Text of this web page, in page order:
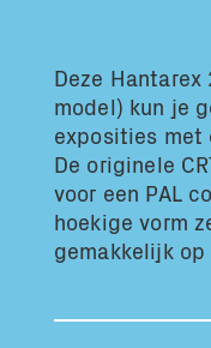
Vacatures
Jouw
Transport
Totaal volume:
0.0m3
Deze
model) kun je
exposities met
De originele
voor een PAL
hoekige vorm
gemakkelijk op